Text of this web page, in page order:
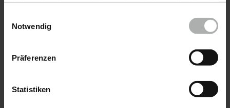
Einstellungen zu den Cookies finden Sie unter
Notwendig
Präferenzen
Statistiken
Enviar muestra de color
Service